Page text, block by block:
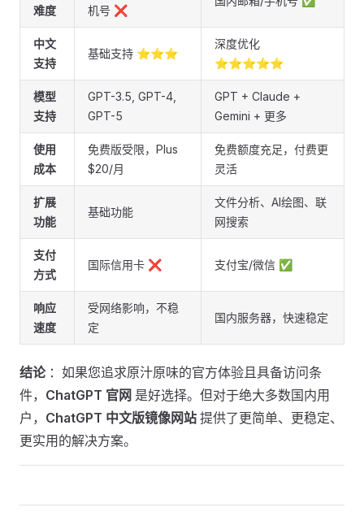
难度
机号 ❌
中文
支持
基础支持 ⭐⭐⭐
深度优化
⭐⭐⭐⭐⭐
模型
支持
GPT-3.5, GPT-4,
GPT-5
GPT + Claude +
Gemini + 更多
使用
成本
免费版受限，Plus
$20/月
免费额度充足，付费更
灵活
扩展
功能
基础功能
文件分析、AI绘图、联
网搜索
支付
方式
国际信用卡 ❌ 支付宝/微信 ✅
响应
速度
受网络影响，不稳
定
国内服务器，快速稳定
结论：如果您追求原汁原味的官方体验且具备访问条
件， ChatGPT 官网 是好选择。但对于绝大多数国内用
户， ChatGPT 中文版镜像网站 提供了更简单、更稳定、
更实用的解决方案。